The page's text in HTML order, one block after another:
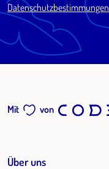
Datenschutzbestimmungen
Mit von
Über uns